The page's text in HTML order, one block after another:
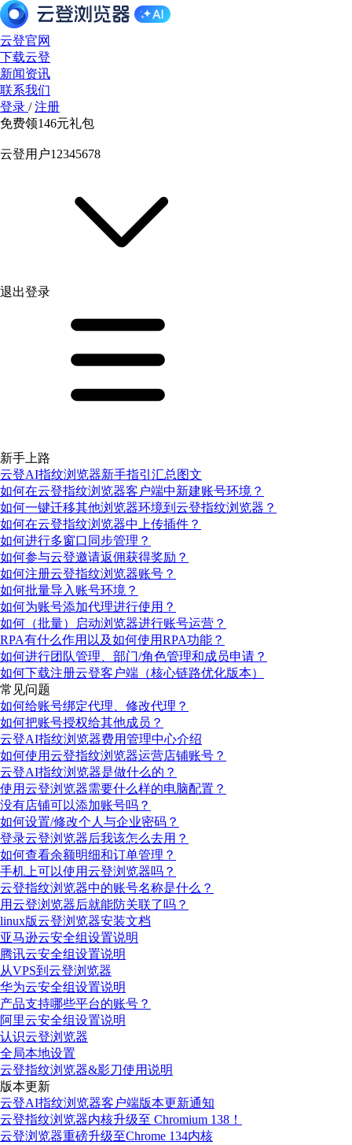
云登官网
下载云登
新闻资讯
联系我们
登录 /注册
免费领146元礼包
云登用户12345678
退出登录
新手上路
云登AI指纹浏览器新手指引汇总图文
如何在云登指纹浏览器客户端中新建账号环境？
如何一键迁移其他浏览器环境到云登指纹浏览器？
如何在云登指纹浏览器中上传插件？
如何进行多窗口同步管理？
如何参与云登邀请返佣获得奖励？
如何注册云登指纹浏览器账号？
如何批量导入账号环境？
如何为账号添加代理进行使用？
如何（批量）启动浏览器进行账号运营？
RPA有什么作用以及如何使用RPA功能？
如何进行团队管理、部门/角色管理和成员申请？
如何下载注册云登客户端（核心链路优化版本）
常见问题
如何给账号绑定代理、修改代理？
如何把账号授权给其他成员？
云登AI指纹浏览器费用管理中心介绍
如何使用云登指纹浏览器运营店铺账号？
云登AI指纹浏览器是做什么的？
使用云登浏览器需要什么样的电脑配置？
没有店铺可以添加账号吗？
如何设置/修改个人与企业密码？
登录云登浏览器后我该怎么去用？
如何查看余额明细和订单管理？
手机上可以使用云登浏览器吗？
云登指纹浏览器中的账号名称是什么？
用云登浏览器后就能防关联了吗？
linux版云登浏览器安装文档
亚马逊云安全组设置说明
腾讯云安全组设置说明
从VPS到云登浏览器
华为云安全组设置说明
产品支持哪些平台的账号？
阿里云安全组设置说明
认识云登浏览器
全局本地设置
云登指纹浏览器&影刀使用说明
版本更新
云登AI指纹浏览器客户端版本更新通知
云登指纹浏览器内核升级至 Chromium 138！
云登浏览器重磅升级至Chrome 134内核